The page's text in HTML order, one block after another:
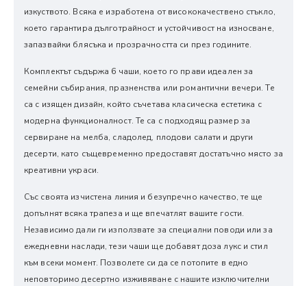
изкуството. Всяка е изработена от висококачествено стъкло,
което гарантира дълготрайност и устойчивост на износване,
запазвайки блясъка и прозрачността си през годините.
Комплектът съдържа 6 чаши, което го прави идеален за
семейни събирания, празненства или романтични вечери. Те
са с изящен дизайн, който съчетава класическа естетика с
модерна функционалност. Те са с подходящ размер за
сервиране на мелба, сладолед, плодови салати и други
десерти, като същевременно предоставят достатъчно място за
креативни украси.
Със своята изчистена линия и безупречно качество, те ще
допълнят всяка трапеза и ще впечатлят вашите гости.
Независимо дали ги използвате за специални поводи или за
ежедневни наслади, тези чаши ще добавят доза лукс и стил
към всеки момент. Позволете си да се потопите в едно
неповторимо десертно изживяване с нашите изключителни